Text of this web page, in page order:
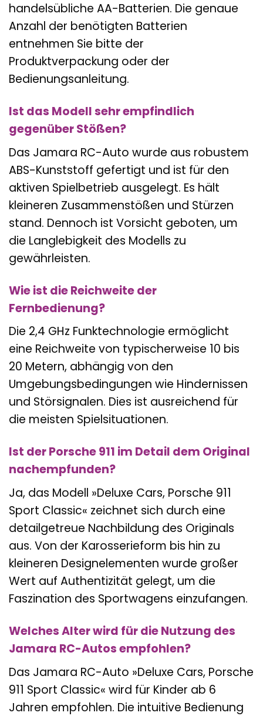
handelsübliche AA-Batterien. Die genaue
Anzahl der benötigten Batterien
entnehmen Sie bitte der
Produktverpackung oder der
Bedienungsanleitung.
Ist das Modell sehr empfindlich
gegenüber Stößen?
Das Jamara RC-Auto wurde aus robustem
ABS-Kunststoff gefertigt und ist für den
aktiven Spielbetrieb ausgelegt. Es hält
kleineren Zusammenstößen und Stürzen
stand. Dennoch ist Vorsicht geboten, um
die Langlebigkeit des Modells zu
gewährleisten.
Wie ist die Reichweite der
Fernbedienung?
Die 2,4 GHz Funktechnologie ermöglicht
eine Reichweite von typischerweise 10 bis
20 Metern, abhängig von den
Umgebungsbedingungen wie Hindernissen
und Störsignalen. Dies ist ausreichend für
die meisten Spielsituationen.
Ist der Porsche 911 im Detail dem Original
nachempfunden?
Ja, das Modell »Deluxe Cars, Porsche 911
Sport Classic« zeichnet sich durch eine
detailgetreue Nachbildung des Originals
aus. Von der Karosserieform bis hin zu
kleineren Designelementen wurde großer
Wert auf Authentizität gelegt, um die
Faszination des Sportwagens einzufangen.
Welches Alter wird für die Nutzung des
Jamara RC-Autos empfohlen?
Das Jamara RC-Auto »Deluxe Cars, Porsche
911 Sport Classic« wird für Kinder ab 6
Jahren empfohlen. Die intuitive Bedienung